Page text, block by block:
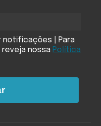
notificações | Para
nossa Política